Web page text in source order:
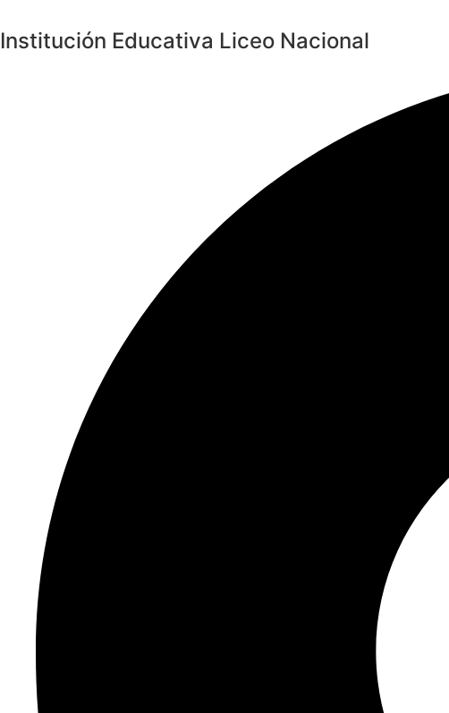
al
contenido
Institución Educativa Liceo Nacional